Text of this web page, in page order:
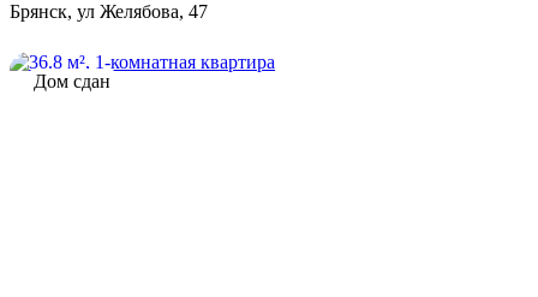
Брянск, ул Желябова, 47
Дом сдан